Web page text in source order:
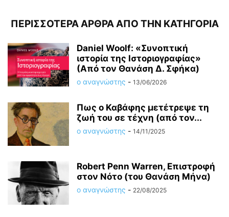
ΠΕΡΙΣΣΟΤΕΡΑ ΑΡΘΡΑ ΑΠΟ ΤΗΝ ΚΑΤΗΓΟΡΙΑ
Daniel Woolf: «Συνοπτική
ιστορία της Ιστοριογραφίας»
(Από τον Θανάση Δ. Σφήκα)
ο αναγνώστης - 13/06/2026
Πως ο Καβάφης μετέτρεψε τη
ζωή του σε τέχνη (από τον...
ο αναγνώστης - 14/11/2025
Robert Penn Warren, Επιστροφή
στον Νότο (του Θανάση Μήνα)
ο αναγνώστης - 22/08/2025